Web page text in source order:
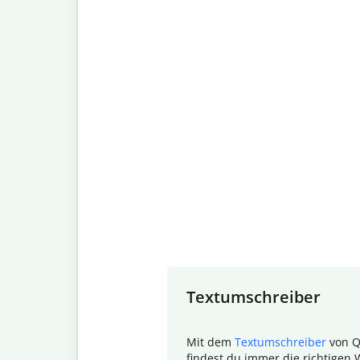
Textumschreiber
Mit dem Textumschreiber von